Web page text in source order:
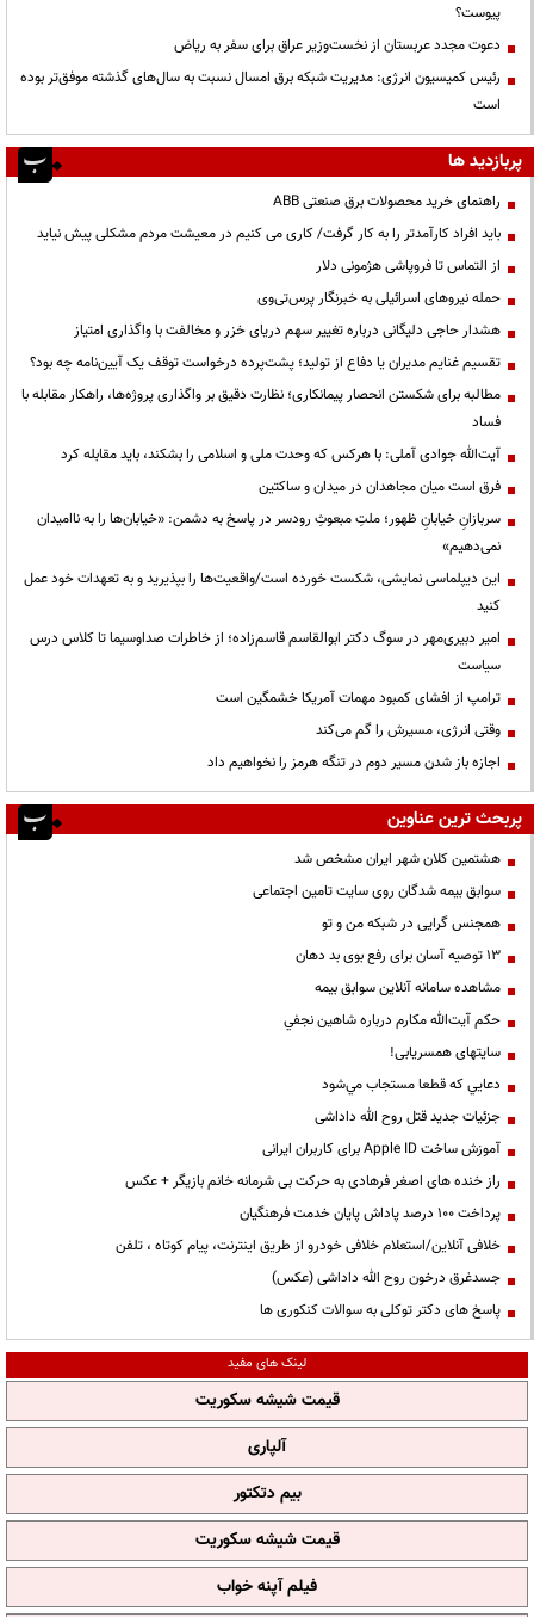
پیوست؟
دعوت مجدد عربستان از نخست‌وزیر عراق برای سفر به ریاض
رئیس کمیسیون انرژی: مدیریت شبکه برق امسال نسبت به سال‌های گذشته موفق‌تر بوده
است
پربازدید ها
راهنمای خرید محصولات برق صنعتی ABB
باید افراد کارآمدتر را به کار گرفت/ کاری می کنیم در معیشت مردم مشکلی پیش نیاید
از التماس تا فروپاشی هژمونی دلار
حمله نیروهای اسرائیلی به خبرنگار پرس‌تی‌وی
هشدار حاجی دلیگانی درباره تغییر سهم دریای خزر و مخالفت با واگذاری امتیاز
تقسیم غنایم مدیران یا دفاع از تولید؛ پشت‌پرده درخواست توقف یک آیین‌نامه چه بود؟
مطالبه برای شکستن انحصار پیمانکاری؛ نظارت دقیق بر واگذاری پروژه‌ها، راهکار مقابله با
فساد
آیت‌الله جوادی آملی: با هرکس که وحدت ملی و اسلامی را بشکند، باید مقابله کرد
فرق است میان مجاهدان در میدان و ساکتین
سربازانِ خیابانِ ظهور؛ ملتِ مبعوثِ رودسر در پاسخ به دشمن: «خیابان‌ها را به ناامیدان
نمی‌دهیم»
این دیپلماسی نمایشی، شکست خورده است/واقعیت‌ها را بپذیرید و به تعهدات خود عمل
کنید
امیر دبیری‌مهر در سوگ دکتر ابوالقاسم قاسم‌زاده؛ از خاطرات صداوسیما تا کلاس درس
سیاست
ترامپ از افشای کمبود مهمات آمریکا خشمگین است
وقتی انرژی، مسیرش را گم می‌کند
اجازه باز شدن مسیر دوم در تنگه هرمز را نخواهیم داد
پربحث ترین عناوین
هشتمین کلان شهر ایران مشخص شد
سوابق بیمه شدگان روی سایت تامین اجتماعی
همجنس گرایی در شبکه من و تو
13 توصیه آسان برای رفع بوی بد دهان
مشاهده سامانه آنلاين سوابق بیمه
حكم آيت‌الله مكارم درباره شاهين نجفي
سایتهای همسریابی!
دعايي كه قطعا مستجاب مي‌شود
جزئیات جدید قتل روح الله داداشی
آموزش ساخت Apple ID برای کاربران ایرانی
راز خنده های اصغر فرهادی به حرکت بی شرمانه خانم بازیگر + عکس
پرداخت ۱۰۰ درصد پاداش پایان خدمت فرهنگیان
خلافی آنلاین/استعلام خلافی خودرو از طریق اینترنت، پیام کوتاه ، تلفن
جسدغرق درخون روح الله داداشی (عکس)
پاسخ های دکتر توکلی به سوالات کنکوری ها
لینک های مفید
قیمت شیشه سکوریت
آلپاری
بیم دتکتور
قیمت شیشه سکوریت
فیلم آپنه خواب